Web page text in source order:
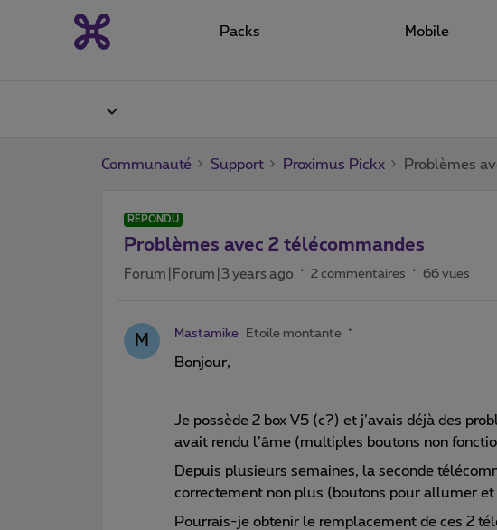
Packs Mobile
Communauté Support Proximus Pickx Problèmes
RÉPONDU
Problèmes avec 2 télécommandes
Forum|Forum|3 years ago 2 commentaires 66 vues
M Mastamike Etoile montante
Bonjour,
Je possède 2 box V5 (c?) et j’avais déjà des
avait rendu l’âme (multiples boutons non
Depuis plusieurs semaines, la seconde
correctement non plus (boutons pour allumer et
Pourrais-je obtenir le remplacement de ces 2